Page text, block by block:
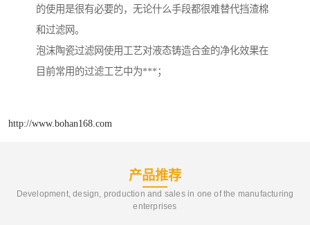
的使用是很有必要的，无论什么手段都很难替代挡渣棉
和过滤网。
泡沫陶瓷过滤网使用工艺对液态铸造合金的净化效果在
目前常用的过滤工艺中为***；
http://www.bohan168.com
产品推荐
Development, design, production and sales in one of the manufacturing
enterprises